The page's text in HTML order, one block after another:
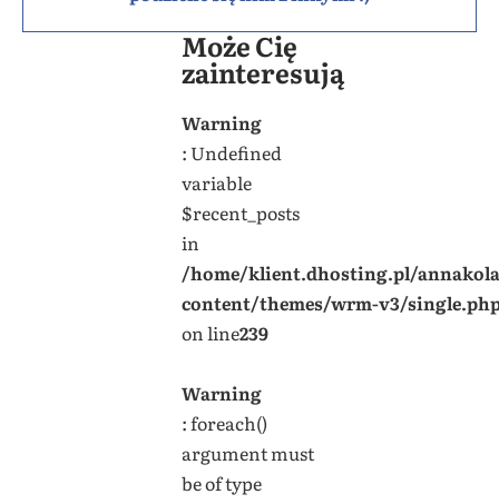
Może Cię
zainteresują
Warning
: Undefined
variable
$recent_posts
in
/home/klient.dhosting.pl/
content/themes/wrm-v3/
on line239
Warning
: foreach()
argument must
be of type